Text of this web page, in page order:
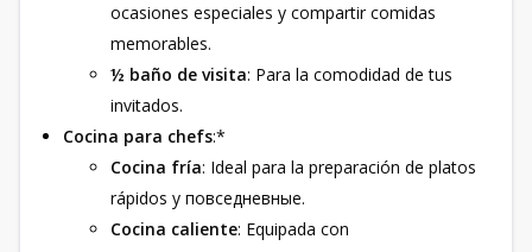
ocasiones especiales y compartir comidas
memorables.
½ baño de visita: Para la comodidad de tus
invitados.
Cocina para chefs:*
Cocina fría: Ideal para la preparación de platos
rápidos y повседневные.
Cocina caliente: Equipada con